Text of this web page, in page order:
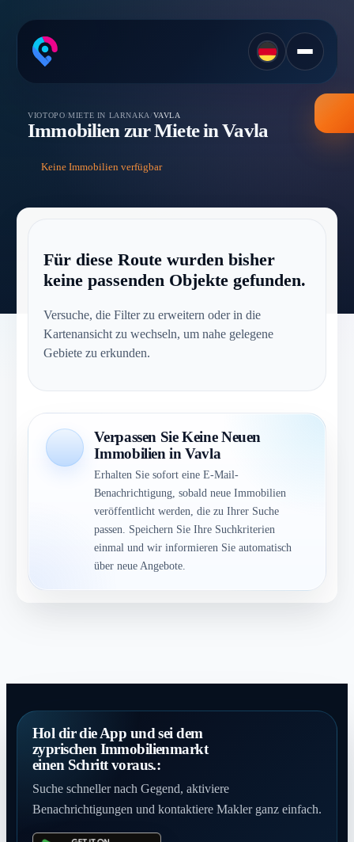
VIOTOPO/MIETE IN LARNAKA /VAVLA
Immobilien zur Miete in Vavla
Keine Immobilien verfügbar
Für diese Route wurden bisher
keine passenden Objekte gefunden.
Versuche, die Filter zu erweitern oder in die
Kartenansicht zu wechseln, um nahe gelegene
Gebiete zu erkunden.
Verpassen Sie Keine Neuen
Immobilien in Vavla
Erhalten Sie sofort eine E-Mail-
Benachrichtigung, sobald neue Immobilien
veröffentlicht werden, die zu Ihrer Suche
passen. Speichern Sie Ihre Suchkriterien
einmal und wir informieren Sie automatisch
über neue Angebote.
Hol dir die App und sei dem
zyprischen Immobilienmarkt
einen Schritt voraus.:
Suche schneller nach Gegend, aktiviere
Benachrichtigungen und kontaktiere Makler ganz einfach.